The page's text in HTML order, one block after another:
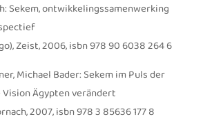
Sekem, ontwikkelingssamenwerking
Zeist, 2006, isbn 978 90 6038 264 6
Michael Bader: Sekem im Puls der
Ägypten verändert
2007, isbn 978 3 85636 177 8